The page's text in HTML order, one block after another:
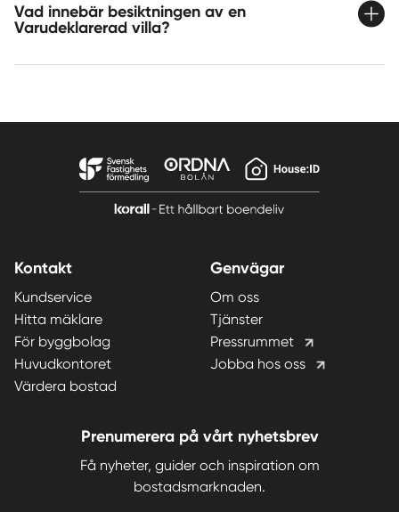
Vad innebär besiktningen av en
Varudeklarerad villa?
Kontakt
Kundservice
Hitta mäklare
För byggbolag
Huvudkontoret
Värdera bostad
Genvägar
Om oss
Tjänster
Pressrummet
Jobba hos oss
Prenumerera på vårt nyhetsbrev
Få nyheter, guider och inspiration om
bostadsmarknaden.